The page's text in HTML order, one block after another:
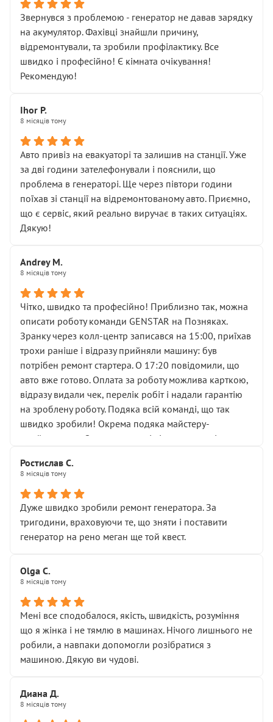
послуга. Тим більше, я був поруч і жодної реальної
діагностики ходової не проводилось. Після
зауваження гроші за цю “послугу” повернули, що
лише підтвердило мою правоту.
Але головне — я виїжджаю з боксу, і скрип у гальмах
залишився таким самим, як і був. Тобто оплачена
Далі ситуація тільки погіршилась:
• сказали, що тепер “потрібно знімати колеса”
• що біля авто стояти вже не можна
• почали озвучувати купу додаткових робіт без
чіткого пояснення
( ну все зняли та доробили) дякую!
Окремий момент, який виглядає абсурдно:
мені заявили, що бачок гальмівної рідини потрібно
міняти разом із головним гальмівним циліндром у
Для людини, яка хоча б трохи розуміється на техніці,
це звучить як мінімум непрофесійно, а як максимум —
спроба продати дорогий вузол замість елементарних
ущільнювачів.
Що прикро — це не перший мій візит. Раніше міняв у
вас стартер, і тоді сервіс наче справив хороше
враження. Але згодом знайшов декілька гайок під
лобовим склом. Мені пояснили, що це “старі гайки, які
відкручували”, і попросили не хвилюватися. ( надіюсь
новий власник, не застяг в полі))
Але після нинішнього візиту такі дрібниці вже не
здаються дрібницями.
Я — клієнт, який працює на довірі, і саме її цей сервіс
Хотілося б більше:
• належної уваги до авто
• прозорості в роботах і рахунках
• реальної діагностики, а не формального
“подивились і поїхав”
На жаль, складається враження, що сервіс працює не
Стосовно комунікації - все добре
Звернувся з проблемою - генератор не давав зарядку
на акумулятор. Фахівці знайшли причину,
відремонтували, та зробили профілактику. Все
швидко і професійно! Є кімната очікування!
Рекомендую!
Ihor P.
8 місяців тому
Авто привіз на евакуаторі та залишив на станції. Уже
за дві години зателефонували і пояснили, що
проблема в генераторі. Ще через півтори години
поїхав зі станції на відремонтованому авто. Приємно,
що є сервіс, який реально виручає в таких ситуаціях.
Дякую!
Andrey M.
8 місяців тому
Чітко, швидко та професійно! Приблизно так, можна
описати роботу команди GENSTAR на Позняках.
Зранку через колл-центр записався на 15:00, приїхав
трохи раніше і відразу прийняли машину: був
потрібен ремонт стартера. О 17:20 повідомили, що
авто вже готово. Оплата за роботу можлива карткою,
відразу видали чек, перелік робіт і надали гарантію
на зроблену роботу. Подяка всій команді, що так
швидко зробили! Окрема подяка майстеру-
приймальнику Олександру: всі чітко та по суті.
звертатися до цього автосервісу.
Ростислав С.
8 місяців тому
Дуже швидко зробили ремонт генератора. За
тригодини, враховуючи те, що зняти і поставити
генератор на рено меган ще той квест.
Olga С.
8 місяців тому
Мені все сподобалося, якість, швидкість, розуміння
що я жінка і не тямлю в машинах. Нічого лишнього не
робили, а навпаки допомогли розібратися з
машиною. Дякую ви чудові.
Диана Д.
8 місяців тому